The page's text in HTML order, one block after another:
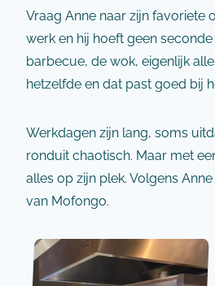
Vraag Anne naar zijn favoriete
werk en hij hoeft geen seconde
barbecue, de wok, eigenlijk
hetzelfde en dat past goed bij
Werkdagen zijn lang, soms
ronduit chaotisch. Maar met
alles op zijn plek. Volgens
van Mofongo.